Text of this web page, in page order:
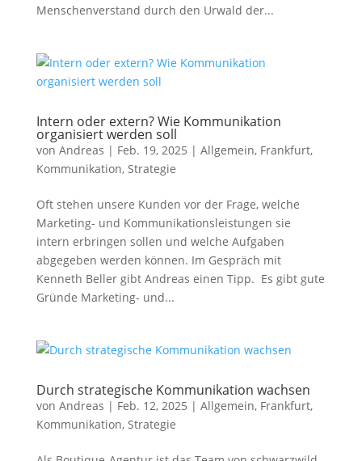
Menschenverstand durch den Urwald der...
Intern oder extern? Wie Kommunikation
organisiert werden soll
von Andreas | Feb. 19, 2025 | Allgemein, Frankfurt,
Kommunikation, Strategie
Oft stehen unsere Kunden vor der Frage, welche
Marketing- und Kommunikationsleistungen sie
intern erbringen sollen und welche Aufgaben
abgegeben werden können. Im Gespräch mit
Kenneth Beller gibt Andreas einen Tipp. Es gibt gute
Gründe Marketing- und...
Durch strategische Kommunikation wachsen
von Andreas | Feb. 12, 2025 | Allgemein, Frankfurt,
Kommunikation, Strategie